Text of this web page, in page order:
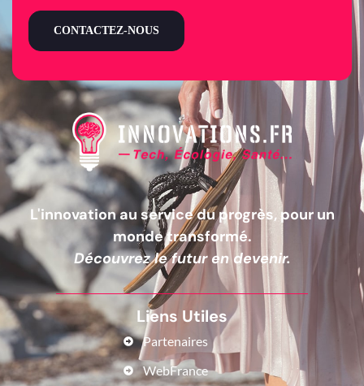
L'innovation au service du progrès, pour un
monde transformé.
Découvrez le futur en devenir.
Liens Utiles
Partenaires
WebFrance
CONTACTEZ-NOUS